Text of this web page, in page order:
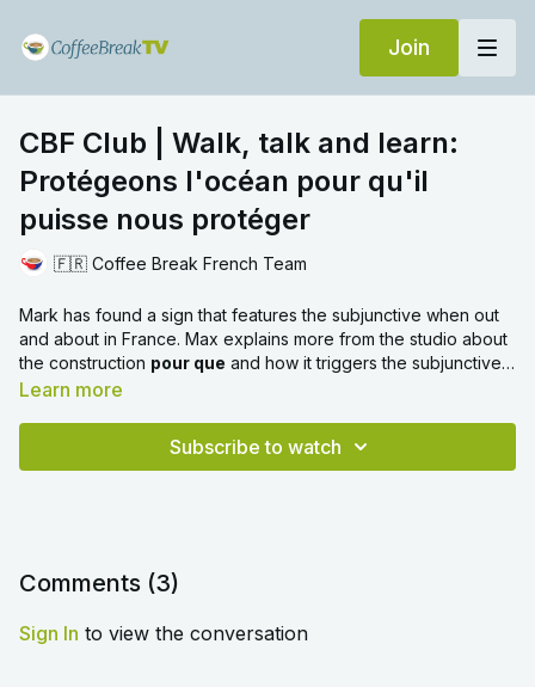
Join
CBF Club | Walk, talk and learn:
Protégeons l'océan pour qu'il
puisse nous protéger
🇫🇷 Coffee Break French Team
Mark has found a sign that features the subjunctive when out
and about in France. Max explains more from the studio about
the construction pour que and how it triggers the subjunctive,
looking at irregular verbs.
Learn more
Subscribe to watch
Comments (3)
Sign In to view the conversation